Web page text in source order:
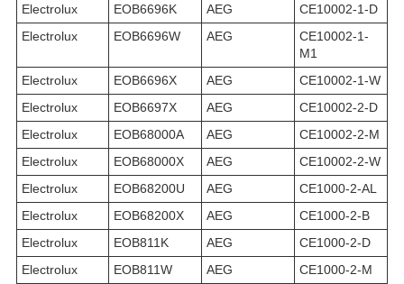
Electrolux
EOB6696K AEG
CE10002-1-D
Electrolux
EOB6696W AEG
CE10002-1-
M1
Electrolux
EOB6696X AEG
CE10002-1-W
Electrolux
EOB6697X AEG
CE10002-2-D
Electrolux
EOB68000A AEG
CE10002-2-M
Electrolux
EOB68000X AEG
CE10002-2-W
Electrolux
EOB68200U AEG
CE1000-2-AL
Electrolux
EOB68200X AEG
CE1000-2-B
Electrolux
EOB811K AEG
CE1000-2-D
Electrolux
EOB811W AEG CE1000-2-M